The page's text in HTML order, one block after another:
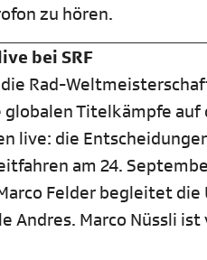
zu hören.
bei SRF
Rad-
Titelkämpfe
live: die
am 24.
Felder begleitet
Andres. Marco Nüssli